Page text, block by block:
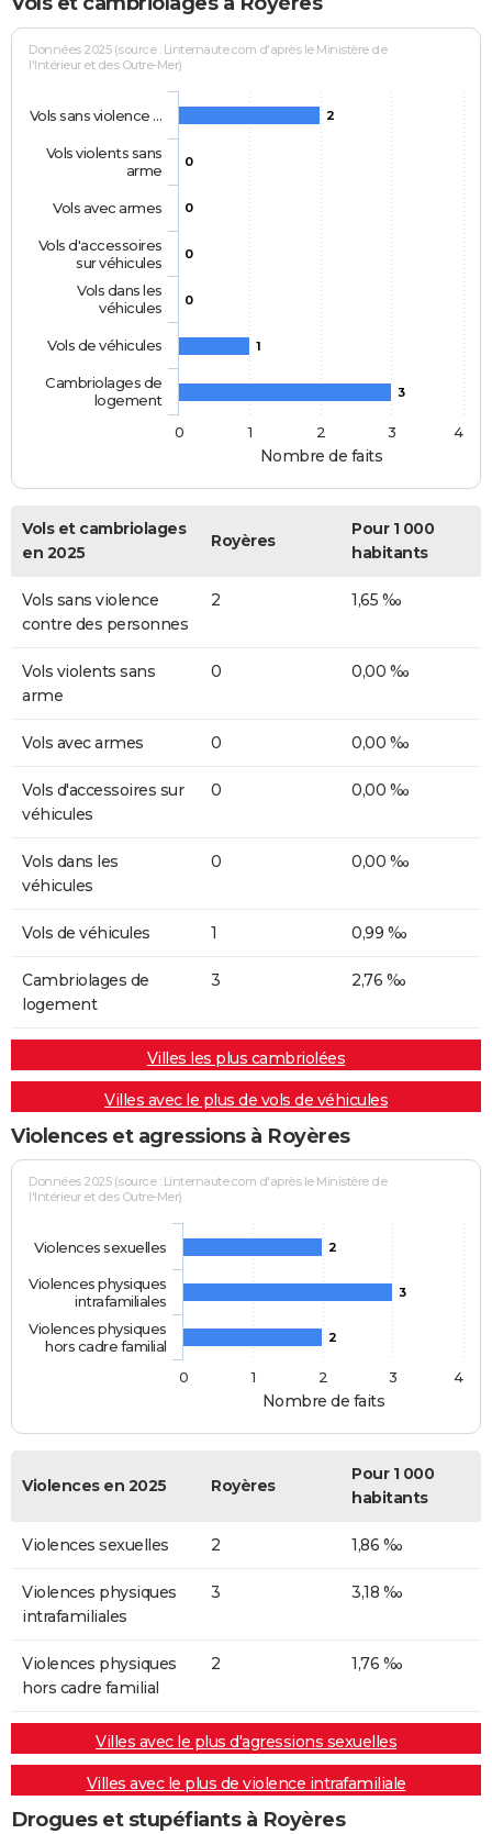
Nombre de faits
Données 2025 (source : Linternaute.com d'après le Ministère de
l'Intérieur et des Outre-Mer)
2
0
0
0
0
1
3
Vols sans violence …
Vols violents sans
arme
Vols avec armes
Vols d'accessoires
sur véhicules
Vols dans les
véhicules
Vols de véhicules
Cambriolages de
logement
0
1 2 3 4
Vols et cambriolages
en 2025
Royères
Pour 1 000
habitants
Vols sans violence
contre des personnes
2 1,65 ‰
Vols violents sans
arme
0 0,00 ‰
Vols avec armes 0 0,00 ‰
Vols d'accessoires sur
véhicules
0 0,00 ‰
Vols dans les
véhicules
0 0,00 ‰
Vols de véhicules 1 0,99 ‰
Cambriolages de
logement
3 2,76 ‰
Villes les plus cambriolées
Villes avec le plus de vols de véhicules
Violences et agressions à Royères
Nombre de faits
Données 2025 (source : Linternaute.com d'après le Ministère de
l'Intérieur et des Outre-Mer)
2
3
2
Violences sexuelles
Violences physiques
intrafamiliales
Violences physiques
hors cadre familial
0
1 2 3 4
Violences en 2025 Royères
Pour 1 000
habitants
Violences sexuelles 2 1,86 ‰
Violences physiques
intrafamiliales
3 3,18 ‰
Violences physiques
hors cadre familial
2 1,76 ‰
Villes avec le plus d'agressions sexuelles
Villes avec le plus de violence intrafamiliale
Drogues et stupéfiants à Royères